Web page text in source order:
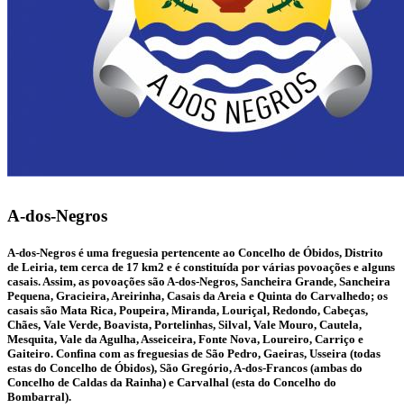
A-dos-Negros
A-dos-Negros é uma freguesia pertencente ao Concelho de Óbidos, Distrito
de Leiria, tem cerca de 17 km2 e é constituída por várias povoações e alguns
casais. Assim, as povoações são A-dos-Negros, Sancheira Grande, Sancheira
Pequena, Gracieira, Areirinha, Casais da Areia e Quinta do Carvalhedo; os
casais são Mata Rica, Poupeira, Miranda, Louriçal, Redondo, Cabeças,
Chães, Vale Verde, Boavista, Portelinhas, Silval, Vale Mouro, Cautela,
Mesquita, Vale da Agulha, Asseiceira, Fonte Nova, Loureiro, Carriço e
Gaiteiro. Confina com as freguesias de São Pedro, Gaeiras, Usseira (todas
estas do Concelho de Óbidos), São Gregório, A-dos-Francos (ambas do
Concelho de Caldas da Rainha) e Carvalhal (esta do Concelho do
Bombarral).